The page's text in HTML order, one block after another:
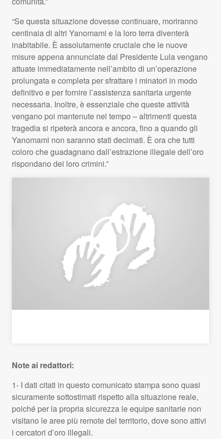
“Se questa situazione dovesse continuare, moriranno
centinaia di altri Yanomami e la loro terra diventerà
inabitabile. È assolutamente cruciale che le nuove
misure appena annunciate dal Presidente Lula vengano
attuate immediatamente nell’ambito di un’operazione
prolungata e completa per sfrattare i minatori in modo
definitivo e per fornire l’assistenza sanitaria urgente
necessaria. Inoltre, è essenziale che queste attività
vengano poi mantenute nel tempo – altrimenti questa
tragedia si ripeterà ancora e ancora, fino a quando gli
Yanomami non saranno stati decimati. È ora che tutti
coloro che guadagnano dall’estrazione illegale dell’oro
rispondano dei loro crimini.”
Note ai redattori:
1- I dati citati in questo comunicato stampa sono quasi
sicuramente sottostimati rispetto alla situazione reale,
poiché per la propria sicurezza le equipe sanitarie non
visitano le aree più remote del territorio, dove sono attivi
i cercatori d’oro illegali.